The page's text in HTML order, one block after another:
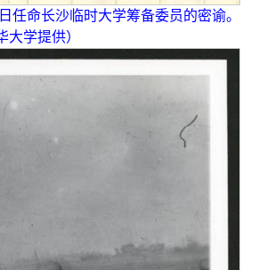
任命长沙临时大学筹备委员的密谕。
大学提供）